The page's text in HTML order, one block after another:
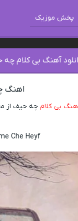
پخش موزیک
آهنگ بی کلام
اهنگ
بی کلام چه حیف از
Che Heyf